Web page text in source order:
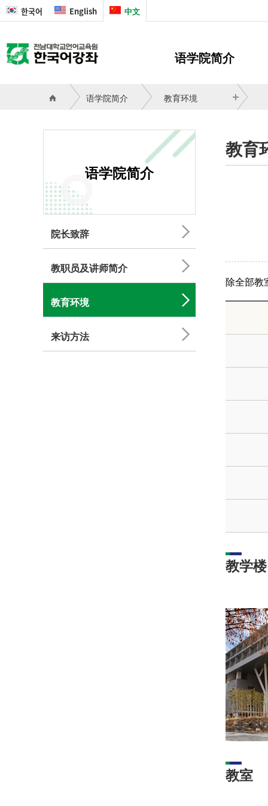
한국어 English 中文
语学院简介
院长致辞
教育环境
来访方法
语学院简介 教育环境
语学院简介
院长致辞
教职员及讲师简介
教育环境
来访方法
教育
除全部教
教学
教室